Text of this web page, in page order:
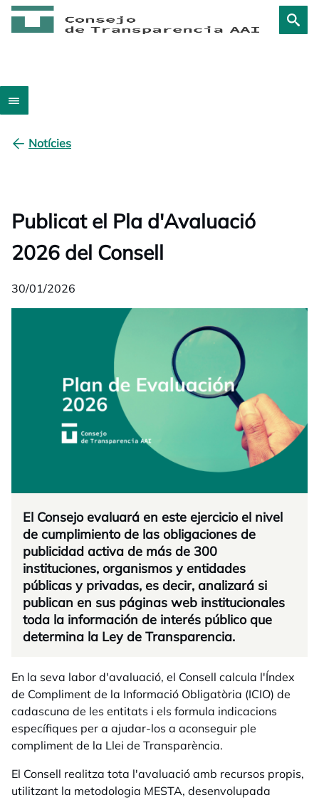
Notícies
Publicat el Pla d'Avaluació
2026 del Consell
30/01/2026
El Consejo evaluará en este ejercicio el nivel
de cumplimiento de las obligaciones de
publicidad activa de más de 300
instituciones, organismos y entidades
públicas y privadas, es decir, analizará si
publican en sus páginas web institucionales
toda la información de interés público que
determina la Ley de Transparencia.
En la seva labor d'avaluació, el Consell calcula l'Índex
de Compliment de la Informació Obligatòria (ICIO) de
cadascuna de les entitats i els formula indicacions
específiques per a ajudar-los a aconseguir ple
compliment de la Llei de Transparència.
El Consell realitza tota l'avaluació amb recursos propis,
utilitzant la metodologia MESTA, desenvolupada